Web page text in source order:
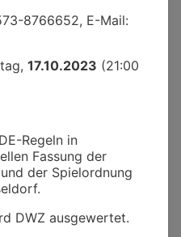
8766652, E-Mail:
17.10.2023 (21:00
Regeln in
Fassung der
der Spielordnung
DWZ ausgewertet.